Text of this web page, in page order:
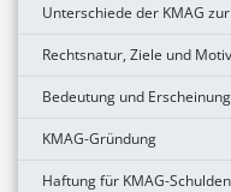
Unterschiede der KMAG zur
Rechtsnatur, Ziele und
Bedeutung und
KMAG-Gründung
Haftung für KMAG-Schulden